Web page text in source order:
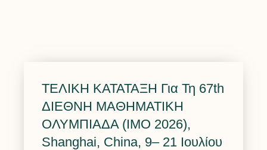
ΤΕΛΙΚΗ ΚΑΤΑΤΑΞΗ Για Τη 67th
ΔΙΕΘΝΗ ΜΑΘΗΜΑΤΙΚΗ
ΟΛΥΜΠΙΑΔΑ (IMO 2026),
Shanghai, China, 9– 21 Ιουλίου